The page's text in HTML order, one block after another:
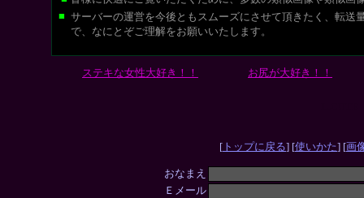
■ サーバーの運営を今後ともスムーズにさせて頂きたく、転
で、なにとぞご理解をお願いいたします。
ステキな女性大好き！！ お尻が大好き！！
[ トップに戻る] [使いかた] [画
おなまえ
Ｅメール